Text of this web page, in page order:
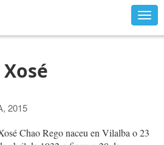
2015
Chao Rego naceu en Vilalba o 23